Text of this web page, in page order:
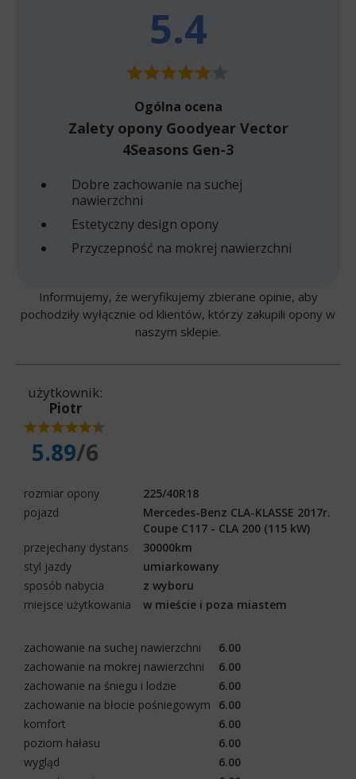
5.4
Ogólna ocena
Zalety opony Goodyear Vector
4Seasons Gen-3
Dobre zachowanie na suchej
nawierzchni
Estetyczny design opony
Przyczepność na mokrej nawierzchni
Informujemy, że weryfikujemy zbierane opinie, aby
pochodziły wyłącznie od klientów, którzy zakupili opony w
naszym sklepie.
użytkownik:
Piotr
5.89/6
rozmiar opony
225/40R18
pojazd
Mercedes-Benz CLA-KLASSE 2017r.
Coupe C117 - CLA 200 (115 kW)
przejechany dystans
30000km
styl jazdy
umiarkowany
sposób nabycia
z wyboru
miejsce użytkowania
w mieście i poza miastem
zachowanie na suchej nawierzchni
6.00
zachowanie na mokrej nawierzchni
6.00
zachowanie na śniegu i lodzie
6.00
zachowanie na błocie pośniegowym
6.00
komfort
6.00
poziom hałasu
6.00
wygląd
6.00